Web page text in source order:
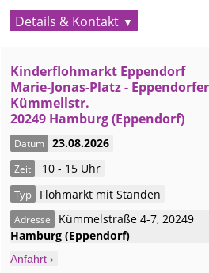
Details & Kontakt
Kinderflohmarkt Eppendorf
Marie-Jonas-Platz -
Kümmellstr.
20249 Hamburg (Eppendorf)
Datum 23.08.2026
Zeit 10 - 15 Uhr
Typ Flohmarkt mit Ständen
Adresse Kümmelstraße 4-7,20249
Hamburg(Eppendorf)
Anfahrt ›